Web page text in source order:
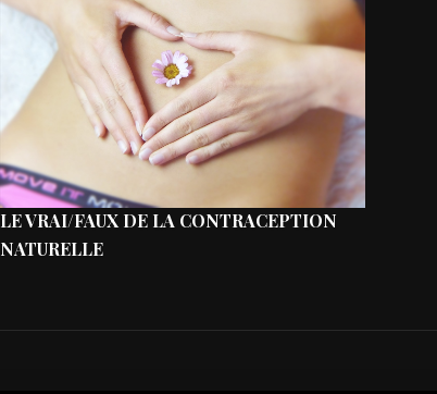
LE VRAI/FAUX DE LA CONTRACEPTION
NATURELLE